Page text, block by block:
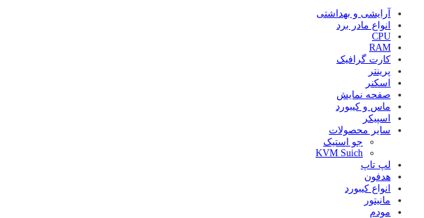
آرایشی و بهداشتی
انواع مادر برد
CPU
RAM
کارت گرافیک
پرینتر
اسکنر
صفحه نمایش
ماس و کیبورد
اسپیکر
سایر محصولات
جو استیک
KVM Suich
لپ تاپ
هدفون
انواع کیبورد
مانیتور
مودم